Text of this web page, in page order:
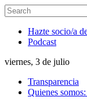
Hazte socio/a
Podcast
viernes, 3 de julio
Transparencia
Quienes